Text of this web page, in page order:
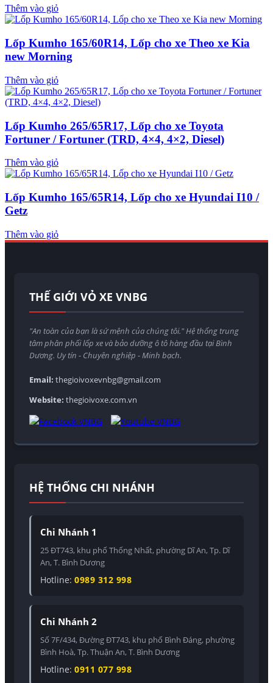
Thêm vào giỏ
Lốp Kumho 165/60R14, Lốp cho xe Theo xe Kia
new Morning
Thêm vào giỏ
Lốp Kumho 265/65R17, Lốp cho xe Toyota
Fortuner / Fortuner (TRD, 4×4, 4×2, Diesel)
Thêm vào giỏ
Lốp Kumho 165/65R14, Lốp cho xe Hyundai I10 /
Getz
Thêm vào giỏ
THẾ GIỚI VỎ XE VNBG
"An toàn của bạn là sứ mệnh của chúng tôi." Hệ thống trung
tâm phân phối lốp xe và bảo dưỡng ô tô hàng đầu tại Bình
Dương. Uy tín - Chuyên nghiệp - Minh bạch.
Email: thegioivoxevnbg@gmail.com
Website: thegioivoxe.com.vn
HỆ THỐNG CHI NHÁNH
Chi Nhánh 1
25 ĐT743, khu phố Thống Nhất, phường Dĩ An, Tp. Dĩ
An, T. Bình Dương
Hotline: 0989 312 998
Chi Nhánh 2
Số 7F/434, Đường ĐT743, khu phố Bình Đáng, phường
Bình Hoà, Tp. Thuận An, T. Bình Dương
Hotline: 0911 077 998